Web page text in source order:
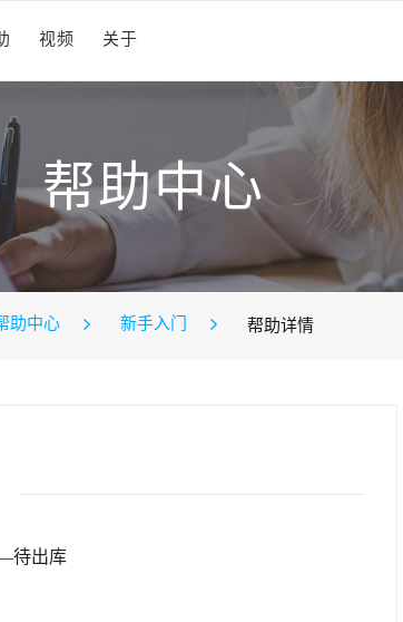
视频 关于
帮助中心
助中心 新手入门 帮助详情
待出库